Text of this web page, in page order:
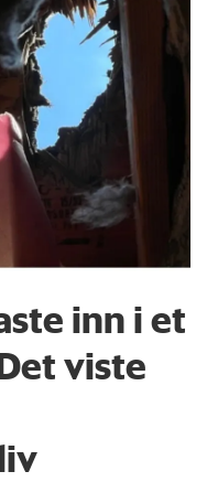
inn i et
viste